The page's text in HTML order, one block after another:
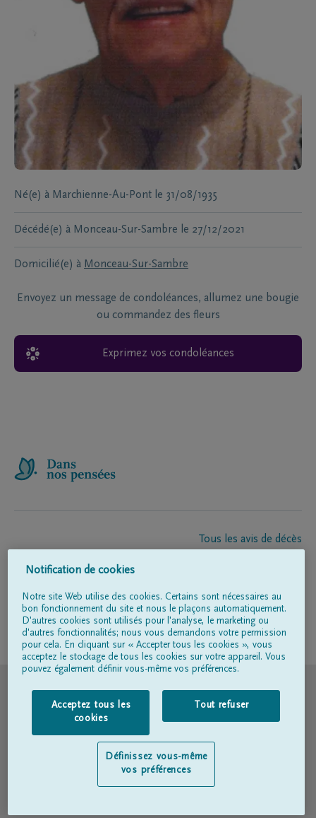
Né(e) à Marchienne-Au-Pont le 31/08/1935
Décédé(e) à Monceau-Sur-Sambre le 27/12/2021
Domicilié(e) à Monceau-Sur-Sambre
Envoyez un message de condoléances, allumez une bougie
ou commandez des fleurs
Exprimez vos condoléances
Tous les avis de décès
Entrepreneur de pompes funèbres
Suivez-nous sur
Conditions d'utilisation
Déclaration relative à la vie privée
Déclaration d’accessibilité
Notification de cookies
Notre site Web utilise des cookies. Certains sont nécessaires au
bon fonctionnement du site et nous le plaçons automatiquement.
D'autres cookies sont utilisés pour l'analyse, le marketing ou
d'autres fonctionnalités; nous vous demandons votre permission
pour cela. En cliquant sur « Accepter tous les cookies », vous
acceptez le stockage de tous les cookies sur votre appareil. Vous
pouvez également définir vous-même vos préférences.
Acceptez tous les
cookies
Tout refuser
Définissez vous-même
vos préférences